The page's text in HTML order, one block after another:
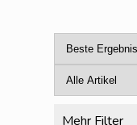
Mehr Filter